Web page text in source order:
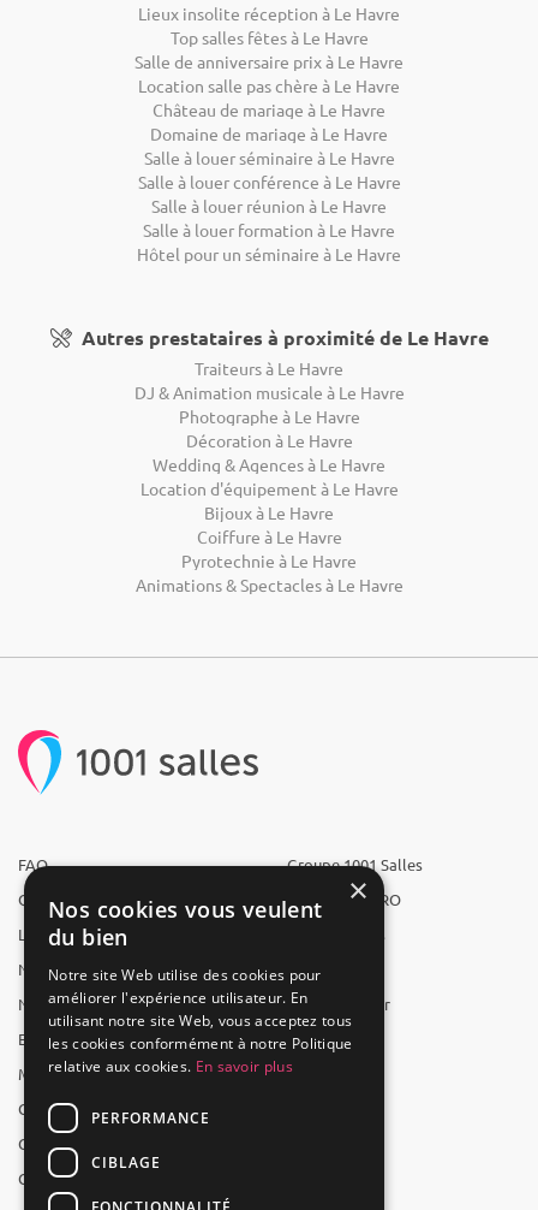
Lieux insolite réception à Le Havre
Top salles fêtes à Le Havre
Salle de anniversaire prix à Le Havre
Location salle pas chère à Le Havre
Château de mariage à Le Havre
Domaine de mariage à Le Havre
Salle à louer séminaire à Le Havre
Salle à louer conférence à Le Havre
Salle à louer réunion à Le Havre
Salle à louer formation à Le Havre
Hôtel pour un séminaire à Le Havre
Autres prestataires à proximité de Le Havre
Traiteurs à Le Havre
DJ & Animation musicale à Le Havre
Photographe à Le Havre
Décoration à Le Havre
Wedding & Agences à Le Havre
Location d'équipement à Le Havre
Bijoux à Le Havre
Coiffure à Le Havre
Pyrotechnie à Le Havre
Animations & Spectacles à Le Havre
FAQ
Qui sommes-nous ?
L'équipe
Nous recrutons
Nos partenaires
Espace presse
Mentions légales
CGV
CGU
Contact
Groupe 1001 Salles
1001 Salles PRO
1001 Traiteurs
1001 Artistes
Reserverunbar
MP2
×
Nos cookies vous veulent
du bien
Notre site Web utilise des cookies pour
améliorer l'expérience utilisateur. En
utilisant notre site Web, vous acceptez tous
les cookies conformément à notre Politique
relative aux cookies. En savoir plus
PERFORMANCE
CIBLAGE